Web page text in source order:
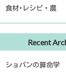
運命を左右する星
冬のソナタ
食材･レシピ・農
農を考える
Recent
ショパンの算命学